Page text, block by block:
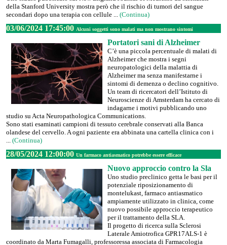
della Stanford University mostra però che il rischio di tumori del sangue
secondari dopo una terapia con cellule ... (Continua)
03/06/2024 17:45:00 Alcuni soggetti sono malati ma non mostrano sintomi
Portatori sani di Alzheimer
C’è una piccola percentuale di malati di
Alzheimer che mostra i segni
neuropatologici della malattia di
Alzheimer ma senza manifestarne i
sintomi di demenza o declino cognitivo.
Un team di ricercatori dell’Istituto di
Neuroscienze di Amsterdam ha cercato di
indagarne i motivi pubblicando uno
studio su Acta Neuropathologica Communications.
Sono stati esaminati campioni di tessuto cerebrale conservati alla Banca
olandese del cervello. A ogni paziente era abbinata una cartella clinica con i
... (Continua)
28/05/2024 12:00:00 Un farmaco antiasmatico potrebbe essere efficace
Nuovo approccio contro la Sla
Uno studio preclinico getta le basi per il
potenziale riposizionamento di
montelukast, farmaco antiasmatico
ampiamente utilizzato in clinica, come
nuovo possibile approccio terapeutico
per il trattamento della SLA.
Il progetto di ricerca sulla Sclerosi
Laterale Amiotrofica GPR17ALS-1 è
coordinato da Marta Fumagalli, professoressa associata di Farmacologia